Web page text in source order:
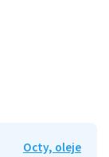
Octy, oleje